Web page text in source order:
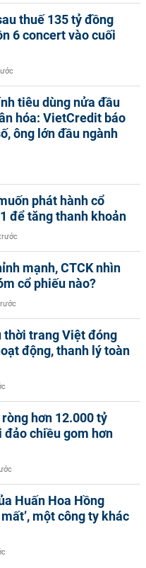
thuế 135 tỷ đồng
6 concert vào cuối
tiêu dùng nửa đầu
hóa: VietCredit báo
ông lớn đầu ngành
phát hành cổ
để tăng thanh khoản
mạnh, CTCK nhìn
cổ phiếu nào?
thời trang Việt đóng
động, thanh lý toàn
hơn 12.000 tỷ
đảo chiều gom hơn
Huấn Hoa Hồng
một công ty khác